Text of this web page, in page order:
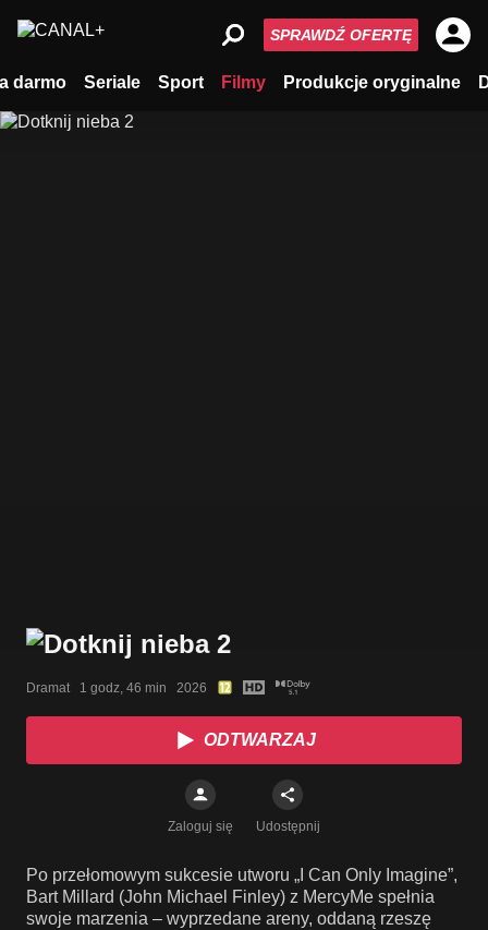
darmo Seriale Sport Filmy Produkcje oryginalne
SPRAWDŹ OFERTĘ
Dramat   1 godz, 46 min   2026
ODTWARZAJ
Zaloguj się Udostępnij
Po przełomowym sukcesie utworu „I Can Only Imagine”,
Bart Millard (John Michael Finley) z MercyMe spełnia
swoje marzenia – wyprzedane areny, oddaną rzeszę